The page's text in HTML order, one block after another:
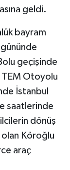
geldi.
bayram
geçişinde
Otoyolu
İstanbul
saatlerinde
dönüş
olan Köroğlu
araç